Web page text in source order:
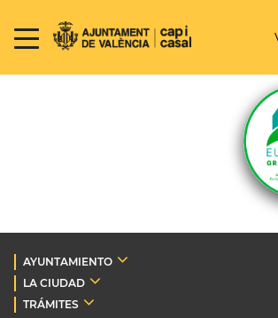
AYUNTAMIENTO
LA CIUDAD
TRÁMITES